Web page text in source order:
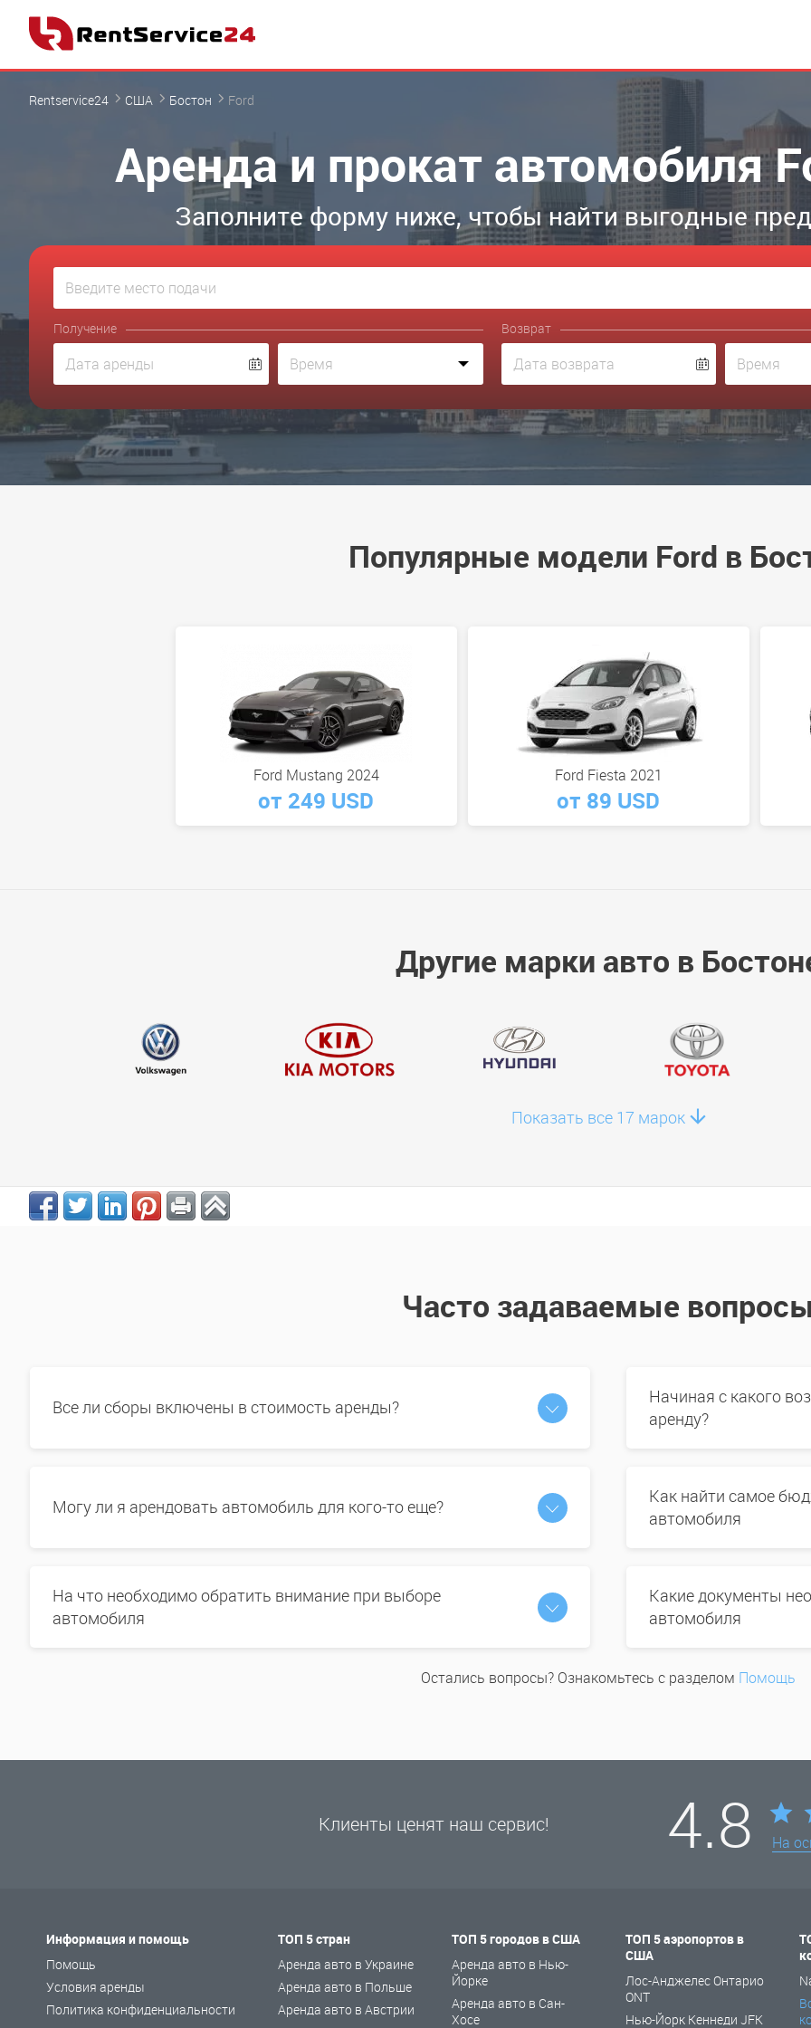
Rentservice24 США Бостон Ford
Аренда и прокат автомобиля
Заполните форму ниже, чтобы найти выгодные
Получение Возврат
Популярные модели Ford в
Ford Mustang 2024
от 249 USD
Ford Fiesta 2021
от 89 USD
Другие марки авто в
Показать все 17 марок
Часто задаваемые
Все ли сборы включены в стоимость аренды?
Начиная с какого
аренду?
Могу ли я арендовать автомобиль для кого-то еще?
Как найти самое
автомобиля
На что необходимо обратить внимание при выборе
автомобиля
Какие документы
автомобиля
Остались вопросы? Ознакомьтесь с разделом Помощь
Клиенты ценят наш сервис! 4.8 На
Информация и помощь
Помощь
Условия аренды
Политика конфиденциальности
ТОП 5 стран
Аренда авто в Украине
Аренда авто в Польше
Аренда авто в Австрии
ТОП 5 городов в США
Аренда авто в Нью-
Йорке
Аренда авто в Сан-
Хосе
ТОП 5 аэропортов в
США
Лос-Анджелес Онтарио
ONT
Нью-Йорк Кеннеди JFK